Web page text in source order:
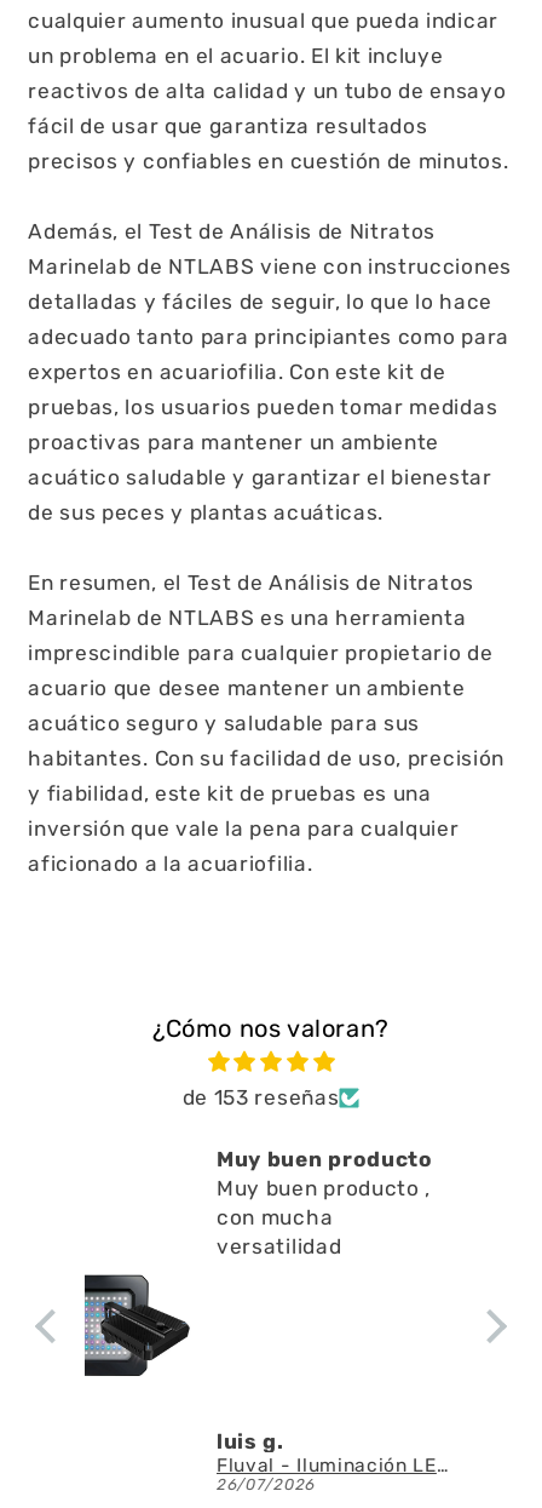
cualquier aumento inusual que pueda indicar
un problema en el acuario. El kit incluye
reactivos de alta calidad y un tubo de ensayo
fácil de usar que garantiza resultados
precisos y confiables en cuestión de minutos.
Además, el Test de Análisis de Nitratos
Marinelab de NTLABS viene con instrucciones
detalladas y fáciles de seguir, lo que lo hace
adecuado tanto para principiantes como para
expertos en acuariofilia. Con este kit de
pruebas, los usuarios pueden tomar medidas
proactivas para mantener un ambiente
acuático saludable y garantizar el bienestar
de sus peces y plantas acuáticas.
En resumen, el Test de Análisis de Nitratos
Marinelab de NTLABS es una herramienta
imprescindible para cualquier propietario de
acuario que desee mantener un ambiente
acuático seguro y saludable para sus
habitantes. Con su facilidad de uso, precisión
y fiabilidad, este kit de pruebas es una
inversión que vale la pena para cualquier
aficionado a la acuariofilia.
¿Cómo nos valoran?
de 153 reseñas
Muy buen producto
Muy buen producto ,
versatilidad
Fluval - Iluminación LED Nano Reef 4.0 de 25W
a